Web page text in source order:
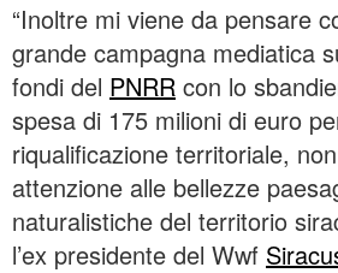
“Inoltre mi viene da pensare
grande campagna mediatica
fondi del PNRR con lo
spesa di 175 milioni di euro
riqualificazione territoriale,
attenzione alle bellezze
naturalistiche del territorio
l’ex presidente del Wwf